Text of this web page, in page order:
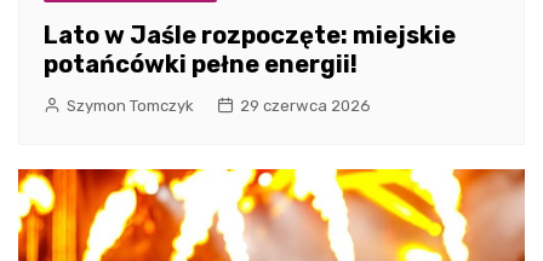
Lato w Jaśle rozpoczęte: miejskie
potańcówki pełne energii!
Szymon Tomczyk 29 czerwca 2026